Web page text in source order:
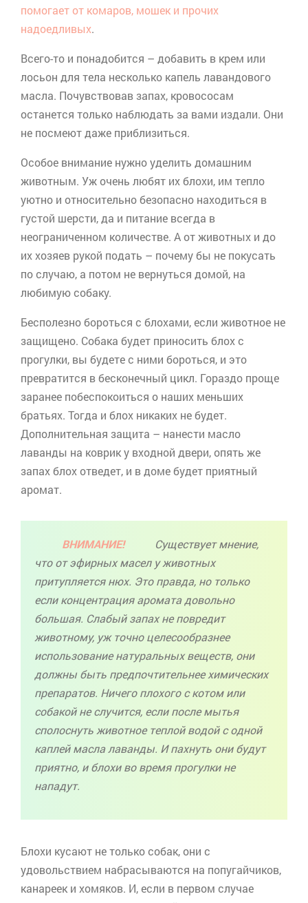
помогает от комаров, мошек и прочих
надоедливых.
Всего-то и понадобится – добавить в крем или
лосьон для тела несколько капель лавандового
масла. Почувствовав запах, кровососам
останется только наблюдать за вами издали. Они
не посмеют даже приблизиться.
Особое внимание нужно уделить домашним
животным. Уж очень любят их блохи, им тепло
уютно и относительно безопасно находиться в
густой шерсти, да и питание всегда в
неограниченном количестве. А от животных и до
их хозяев рукой подать – почему бы не покусать
по случаю, а потом не вернуться домой, на
любимую собаку.
Бесполезно бороться с блохами, если животное не
защищено. Собака будет приносить блох с
прогулки, вы будете с ними бороться, и это
превратится в бесконечный цикл. Гораздо проще
заранее побеспокоиться о наших меньших
братьях. Тогда и блох никаких не будет.
Дополнительная защита – нанести масло
лаванды на коврик у входной двери, опять же
запах блох отведет, и в доме будет приятный
аромат.
ВНИМАНИЕ!
Существует мнение,
что от эфирных масел у животных
притупляется нюх. Это правда, но только
если концентрация аромата довольно
большая. Слабый запах не повредит
животному, уж точно целесообразнее
использование натуральных веществ, они
должны быть предпочтительнее химических
препаратов. Ничего плохого с котом или
собакой не случится, если после мытья
сполоснуть животное теплой водой с одной
каплей масла лаванды. И пахнуть они будут
приятно, и блохи во время прогулки не
нападут.
Блохи кусают не только собак, они с
удовольствием набрасываются на попугайчиков,
канареек и хомяков. И, если в первом случае